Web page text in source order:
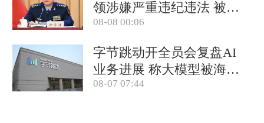
领涉嫌严重违纪违法 被罢
免全国人大代表
08-08 00:06
字节跳动开全员会复盘AI
业务进展 称大模型被海外
竞对拉开差距
08-07 07:44